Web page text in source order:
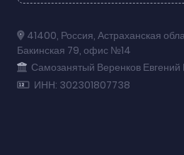
41400, Россия, Астраханская
Бакинская 79, офис №14
Самозанятый Веренков Евгений
ИНН: 302301807738